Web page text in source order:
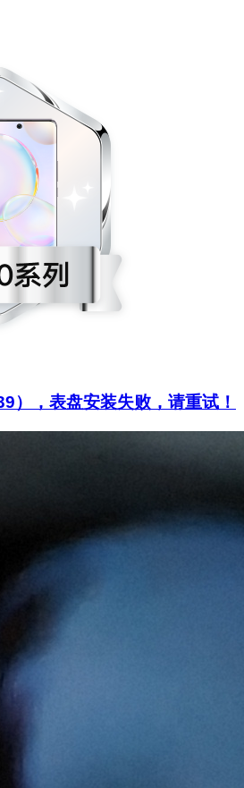
），表盘安装失败，请重试！